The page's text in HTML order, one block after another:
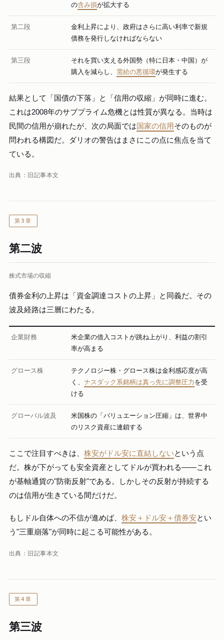
の含み損が拡大する
第二段
金利上昇により、政府はさらに高い利率で新規
債務を発行しなければならない
第三段
それを買い支える外国勢（特に日本・中国）が
購入を減らし、 需給の悪循環が発生する
結果として「国債の下落」と「信用の収縮」が同時に進む。
これは2008年のサブプライム危機とは性質が異なる。当時は
民間の信用が崩れたが、次の局面では 国家の信用そのものが
問われる構図だ。ダリオの警告はまさにこの点に焦点を当て
ている。
出典：旧記事本文
第3章
第二波
株式市場の収縮
債券金利の上昇は「資金調達コストの上昇」と同義だ。その
波及経路は三層にわたる。
企業財務
米企業の借入コストが跳ね上がり、利益の割引
率が高まる
グロース株
テクノロジー株・グロース株は金利感応度が高
く、 ナスダック系銘柄は真っ先に調整圧力 を受
ける
グローバル波及
米国株の「バリュエーション圧縮」は、世界中
のリスク資産に連鎖する
ここで注目すべきは、 株安がドル安に直結しないという点
だ。株が下がっても安全資産としてドルが買われる――これ
が基軸通貨の"防衛反射"である。しかしその反射が持続する
のは信用が生きている間だけだ。
もしドル自体への不信が進めば、 株安＋ドル安＋債券安とい
う"三重崩落"が同時に起こる可能性がある。
出典：旧記事本文
第4章
第三波